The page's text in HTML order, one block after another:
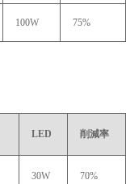
100W 75%
LED 削減率
30W 70%